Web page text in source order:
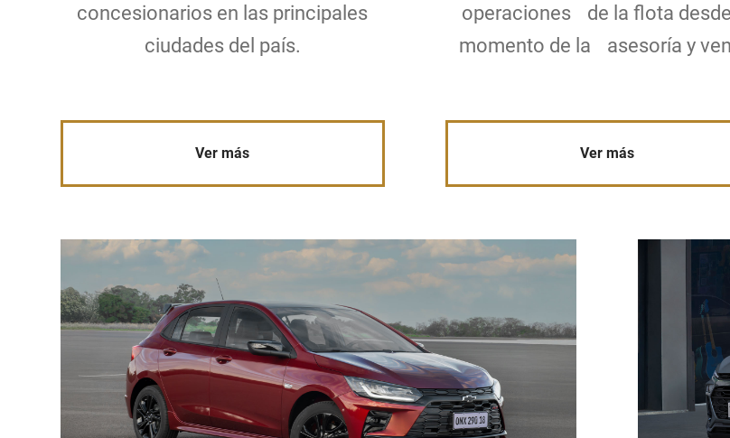
concesionarios en las principales
ciudades del país.
Ver más
operaciones de la flota desde
momento de la asesoría y
Ver más